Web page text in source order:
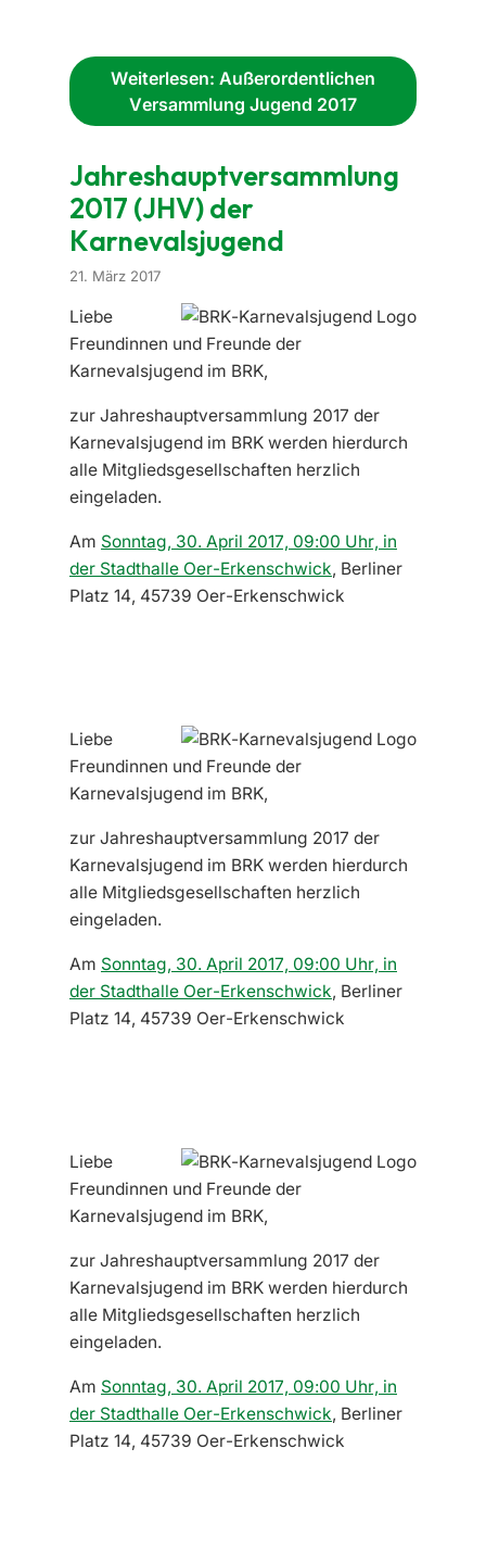
Weiterlesen: Außerordentlichen
Versammlung Jugend 2017
Jahreshauptversammlung
2017 (JHV) der
Karnevalsjugend
21. März 2017
Liebe
Freundinnen und Freunde der
Karnevalsjugend im BRK,
zur Jahreshauptversammlung 2017 der
Karnevalsjugend im BRK werden hierdurch
alle Mitgliedsgesellschaften herzlich
eingeladen.
Am Sonntag, 30. April 2017, 09:00 Uhr, in
der Stadthalle Oer-Erkenschwick, Berliner
Platz 14, 45739 Oer-Erkenschwick
Liebe
Freundinnen und Freunde der
Karnevalsjugend im BRK,
zur Jahreshauptversammlung 2017 der
Karnevalsjugend im BRK werden hierdurch
alle Mitgliedsgesellschaften herzlich
eingeladen.
Am Sonntag, 30. April 2017, 09:00 Uhr, in
der Stadthalle Oer-Erkenschwick, Berliner
Platz 14, 45739 Oer-Erkenschwick
Liebe
Freundinnen und Freunde der
Karnevalsjugend im BRK,
zur Jahreshauptversammlung 2017 der
Karnevalsjugend im BRK werden hierdurch
alle Mitgliedsgesellschaften herzlich
eingeladen.
Am Sonntag, 30. April 2017, 09:00 Uhr, in
der Stadthalle Oer-Erkenschwick, Berliner
Platz 14, 45739 Oer-Erkenschwick